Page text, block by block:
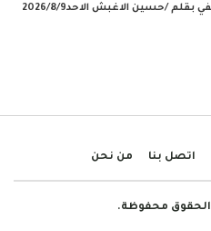
في التتك عمود صحفي بقلم /حسين الاغبش الاحد2026/8/9
اتصل بنا من نحن